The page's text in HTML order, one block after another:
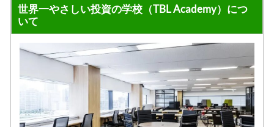
世界一やさしい投資の学校（TBL Academy）につ
いて